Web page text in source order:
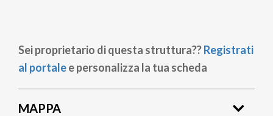
Sei proprietario di questa struttura??Registrati
al portalee personalizza la tua scheda
MAPPA